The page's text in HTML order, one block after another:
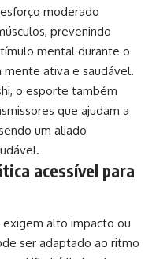
moderado
prevenindo
mental durante o
ativa e saudável.
o esporte também
que ajudam a
um aliado
acessível para
alto impacto ou
ser adaptado ao ritmo